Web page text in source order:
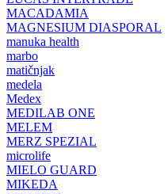
MACADAMIA
MAGNESIUM DIASPORAL
manuka health
marbo
matičnjak
medela
Medex
MEDILAB ONE
MELEM
MERZ SPEZIAL
microlife
MIELO GUARD
MIKEDA